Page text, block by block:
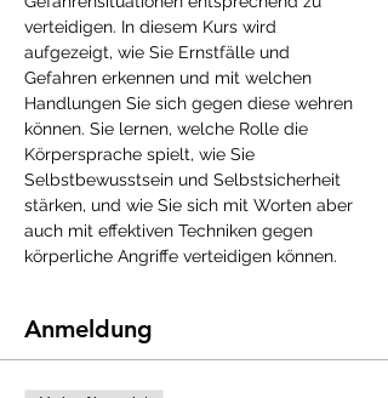
verteidigen. In diesem Kurs wird
aufgezeigt, wie Sie Ernstfälle und
Gefahren erkennen und mit welchen
Handlungen Sie sich gegen diese wehren
können. Sie lernen, welche Rolle die
Körpersprache spielt, wie Sie
Selbstbewusstsein und Selbstsicherheit
stärken, und wie Sie sich mit Worten aber
auch mit effektiven Techniken gegen
körperliche Angriffe verteidigen können.
Anmeldung